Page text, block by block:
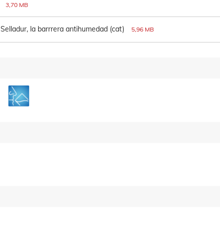
3,70 MB
Selladur, la barrrera antihumedad (cat) 5,96 MB